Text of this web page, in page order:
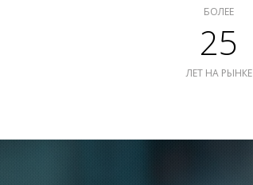
БОЛЕЕ
25
ЛЕТ НА РЫНКЕ